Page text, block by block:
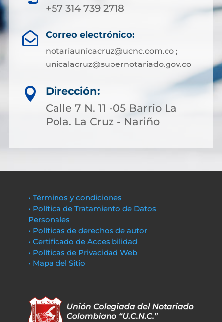
+57 314 739 2718
 Correo electrónico:
notariaunicacruz@ucnc.com.co ;
unicalacruz@supernotariado.gov.co

Dirección:
Calle 7 N. 11 -05 Barrio La
Pola. La Cruz - Nariño
• Términos y condiciones
• Política de Tratamiento de Datos
Personales
• Políticas de derechos de autor
• Certificado de Accesibilidad
• Políticas de Privacidad Web
• Mapa del Sitio